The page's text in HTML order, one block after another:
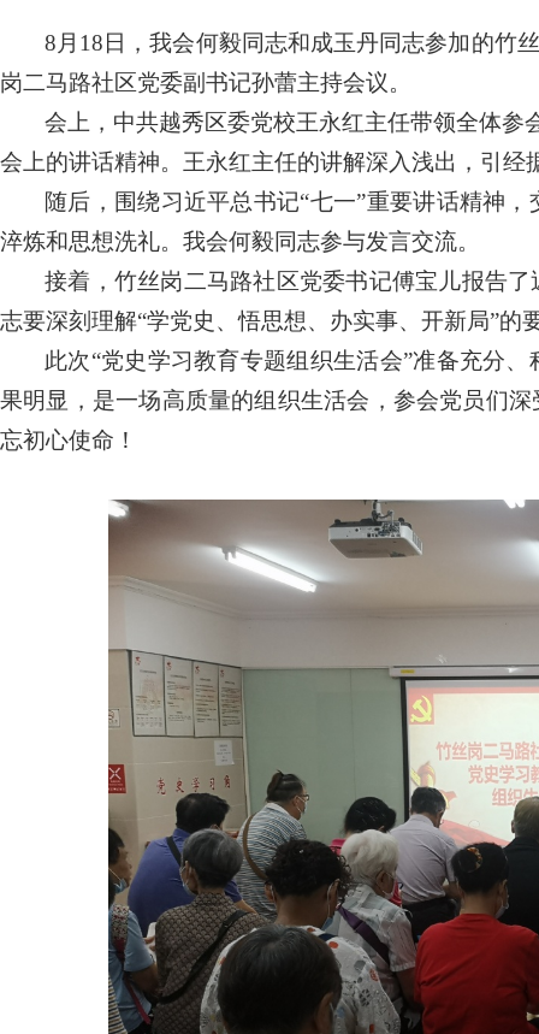
8 月 18 日，我会何毅同志和成玉丹同志参加的竹
岗二马路社区党委副书记孙蕾主持会议。
会上，中共越秀区委党校王永红主任带领全体
会上的讲话精神。王永红主任的讲解深入浅出，引经
随后，围绕习近平总书记“七一”重要讲话精神，
淬炼和思想洗礼。我会何毅同志参与发言交流。
接着，竹丝岗二马路社区党委书记傅宝儿报告
志要深刻理解“学党史、悟思想、办实事、开新局”的
此次“党史学习教育专题组织生活会”准备充分
果明显，是一场高质量的组织生活会，参会党员们
忘初心使命！